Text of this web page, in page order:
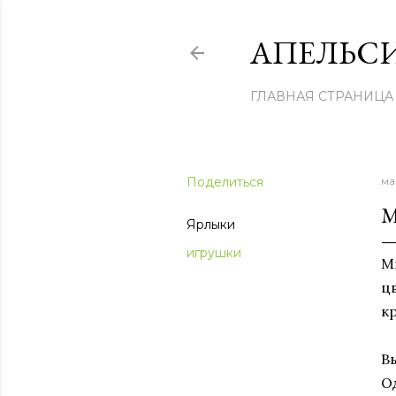
ГЛАВНАЯ СТРАНИЦА
Поделиться
Ярлыки
игрушки